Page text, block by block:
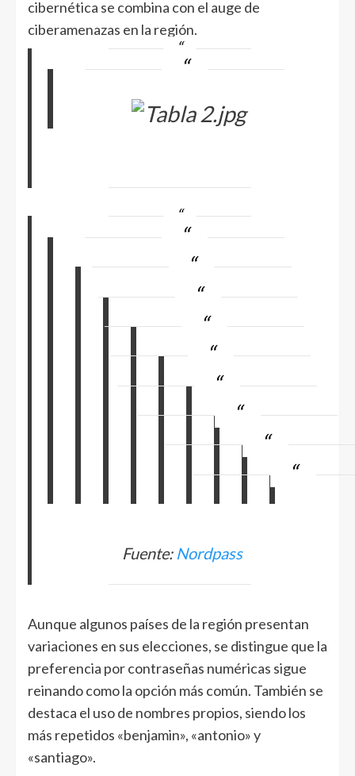
cibernética se combina con el auge de
ciberamenazas en la región.
Fuente: Nordpass
Aunque algunos países de la región presentan
variaciones en sus elecciones, se distingue que la
preferencia por contraseñas numéricas sigue
reinando como la opción más común. También se
destaca el uso de nombres propios, siendo los
más repetidos «benjamin», «antonio» y
«santiago».